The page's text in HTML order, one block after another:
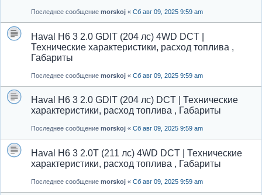
Последнее сообщение morskoj « Сб авг 09, 2025 9:59 am
Haval H6 3 2.0 GDIT (204 лс) 4WD DCT |
Технические характеристики, расход топлива ,
Габариты
Последнее сообщение morskoj « Сб авг 09, 2025 9:59 am
Haval H6 3 2.0 GDIT (204 лс) DCT | Технические
характеристики, расход топлива , Габариты
Последнее сообщение morskoj « Сб авг 09, 2025 9:59 am
Haval H6 3 2.0T (211 лс) 4WD DCT | Технические
характеристики, расход топлива , Габариты
Последнее сообщение morskoj « Сб авг 09, 2025 9:59 am